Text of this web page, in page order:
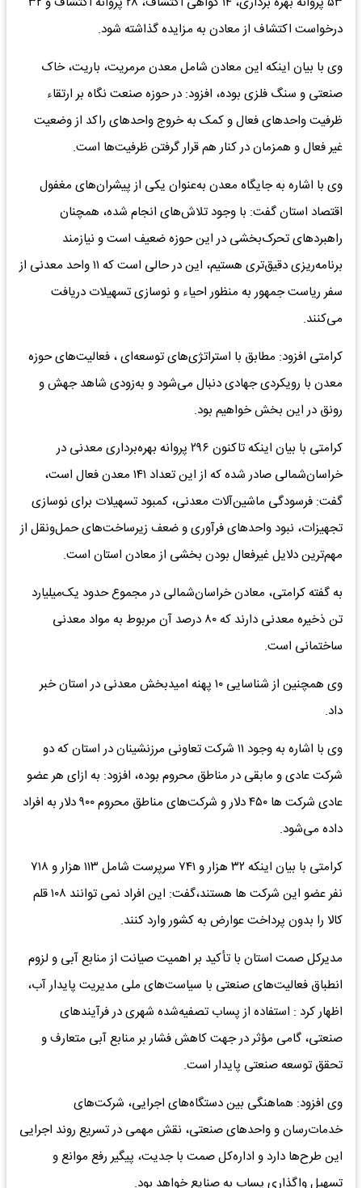
درخواست اکتشاف از معادن به مزایده گذاشته شود.
وی با بیان اینکه این معادن شامل معدن مرمریت، باریت، خاک
صنعتی و سنگ فلزی بوده، افزود: در حوزه صنعت نگاه بر ارتقاء
ظرفیت واحدهای فعال و کمک به خروج واحدهای راکد از وضعیت
غیر فعال و همزمان در کنار هم قرار گرفتن ظرفیت‌ها است.
وی با اشاره به جایگاه معدن به‌عنوان یکی از پیشران‌های مغفول
اقتصاد استان گفت: با وجود تلاش‌های انجام شده، همچنان
راهبردهای تحرک‌بخشی در این حوزه ضعیف است و نیازمند
برنامه‌ریزی دقیق‌تری هستیم، این در حالی است که ۱۱ واحد معدنی از
سفر ریاست جمهور به منظور احیاء و نوسازی تسهیلات دریافت
می‌کنند.
کرامتی افزود: مطابق با استراتژی‌های توسعه‌ای ، فعالیت‌های حوزه
معدن با رویکردی جهادی دنبال می‌شود و به‌زودی شاهد جهش و
رونق در این بخش خواهیم بود.
کرامتی با بیان اینکه تاکنون ۲۹۶ پروانه بهره‌برداری معدنی در
خراسان‌شمالی صادر شده که از این تعداد ۱۴۱ معدن فعال است،
گفت: فرسودگی ماشین‌آلات معدنی، کمبود تسهیلات برای نوسازی
تجهیزات، نبود واحدهای فرآوری و ضعف زیرساخت‌های حمل‌ونقل از
مهم‌ترین دلایل غیرفعال بودن بخشی از معادن استان است.
به گفته کرامتی، معادن خراسان‌شمالی در مجموع حدود یک‌میلیارد
تن ذخیره معدنی دارند که ۸۰ درصد آن مربوط به مواد معدنی
ساختمانی است.
وی همچنین از شناسایی ۱۰ پهنه امیدبخش معدنی در استان خبر
داد.
وی با اشاره به وجود ۱۱ شرکت تعاونی مرزنشینان در استان که دو
شرکت عادی و مابقی در مناطق محروم بوده، افزود: به ازای هر عضو
عادی شرکت ها ۴۵۰ دلار و شرکت‌های مناطق محروم ۹۰۰ دلار به افراد
داده می‌شود.
کرامتی با بیان اینکه ۳۲ هزار و ۷۴۱ سرپرست شامل ۱۱۳ هزار و ۷۱۸
نفر عضو این شرکت ها هستند،گفت: این افراد نمی توانند ۱۰۸ قلم
کالا را بدون پرداخت عوارض به کشور وارد کنند.
مدیرکل صمت استان با تأکید بر اهمیت صیانت از منابع آبی و لزوم
انطباق فعالیت‌های صنعتی با سیاست‌های ملی مدیریت پایدار آب،
اظهار کرد : استفاده از پساب تصفیه‌شده شهری در فرآیندهای
صنعتی، گامی مؤثر در جهت کاهش فشار بر منابع آبی متعارف و
تحقق توسعه صنعتی پایدار است.
وی افزود: هماهنگی بین دستگاه‌های اجرایی، شرکت‌های
خدمات‌رسان و واحدهای صنعتی، نقش مهمی در تسریع روند اجرایی
این طرح‌ها دارد و اداره‌کل صمت با جدیت، پیگیر رفع موانع و
تسهیل واگذاری پساب به صنایع خواهد بود.